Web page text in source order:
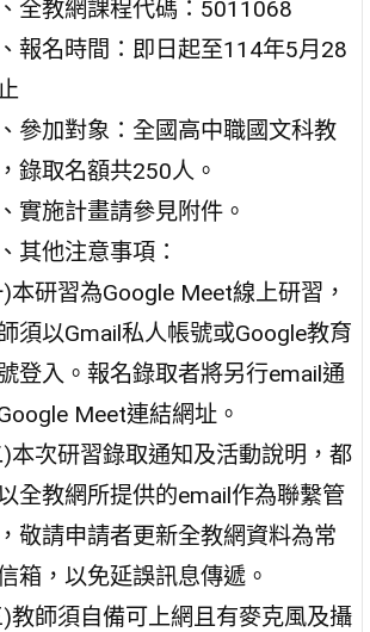
全教網課程代碼：5011068
報名時間：即日起至114年5月28
參加對象：全國高中職國文科教
錄取名額共250人。
實施計畫請參見附件。
其他注意事項：
本研習為Google Meet線上研習，
須以Gmail私人帳號或Google教育
登入。報名錄取者將另行email通
Meet連結網址。
)本次研習錄取通知及活動說明，都
全教網所提供的email作為聯繫管
敬請申請者更新全教網資料為常
箱，以免延誤訊息傳遞。
)教師須自備可上網且有麥克風及攝